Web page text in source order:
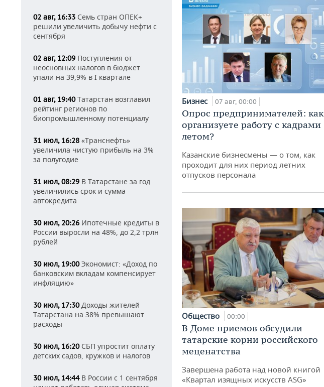
02 авг, 16:33 Семь стран ОПЕК+
решили увеличить добычу нефти с
сентября
02 авг, 12:09 Поступления от
неосновных налогов в бюджет
упали на 39,9% в I квартале
01 авг, 19:40Татарстан возглавил
рейтинг регионов по
биопромышленному потенциалу
31 июл, 16:28 «Транснефть»
увеличила чистую прибыль на 3%
за полугодие
31 июл, 08:29 В Татарстане за год
увеличились срок и сумма
автокредита
30 июл, 20:26 Ипотечные кредиты в
России выросли на 48%, до 2,2 трлн
рублей
30 июл, 19:00Экономист: «Доход по
банковским вкладам компенсирует
инфляцию»
30 июл, 17:30Доходы жителей
Татарстана на 38% превышают
расходы
30 июл, 16:20СБП упростит оплату
детских садов, кружков и налогов
30 июл, 14:44В России с 1 сентября
Бизнес 07 авг, 00:00
Опрос предпринимателей: как
организуете работу с кадрами
летом?
Казанские бизнесмены — о том, как
проходит для них период летних
отпусков персонала
Общество 00:00
В Доме приемов обсудили
татарские корни российского
меценатства
Завершена работа над новой книгой
«Квартал изящных искусств ASG»